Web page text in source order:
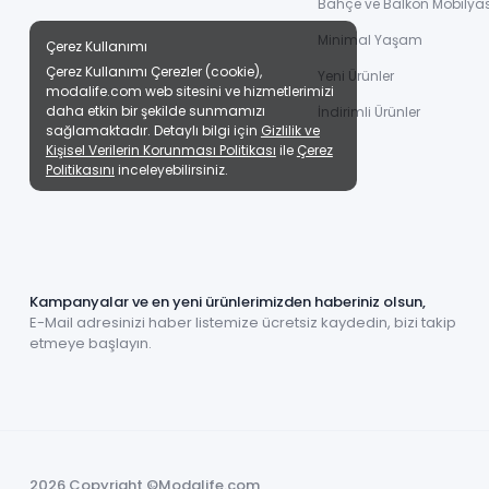
Bahçe ve Balkon
Minimal Yaşam
Yeni Ürünler
İndirimli Ürünler
Kampanyalar ve en yeni ürünlerimizden haberiniz olsun,
E-Mail adresinizi haber listemize ücretsiz kaydedin, bizi takip
etmeye başlayın.
Çerez Kullanımı
Çerez Kullanımı Çerezler (cookie),
modalife.com web sitesini ve hizmetlerimizi
daha etkin bir şekilde sunmamızı
sağlamaktadır. Detaylı bilgi için Gizlilik ve
Kişisel Verilerin Korunması Politikası ile Çerez
Politikasını inceleyebilirsiniz.